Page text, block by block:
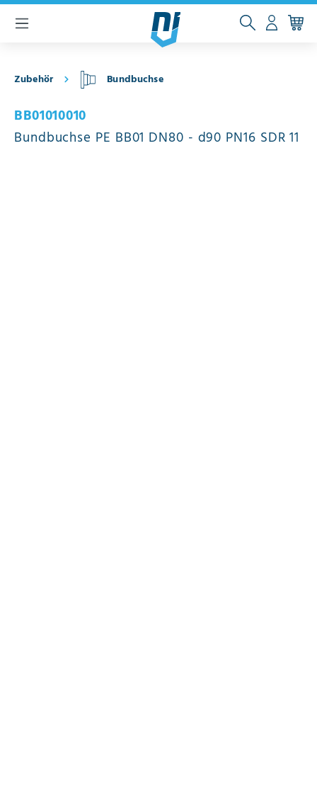
springen
Zubehör Bundbuchse
BB01010010
Bundbuchse PE BB01 DN80 - d90 PN16 SDR 11